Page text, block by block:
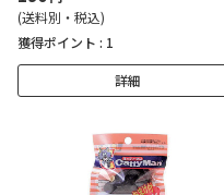
(送料別・税込)
獲得ポイント : 1
詳細